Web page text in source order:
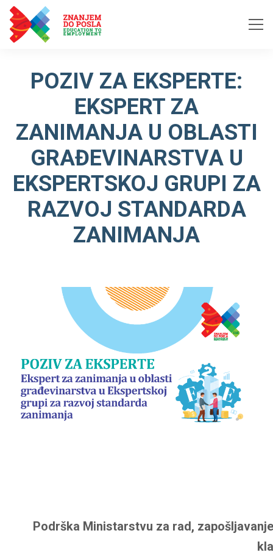
Skip to content
POZIV ZA EKSPERTE:
EKSPERT ZA
ZANIMANJA U OBLASTI
GRAĐEVINARSTVA U
EKSPERTSKOJ GRUPI ZA
RAZVOJ STANDARDA
ZANIMANJA
Podrška Ministarstvu za rad,